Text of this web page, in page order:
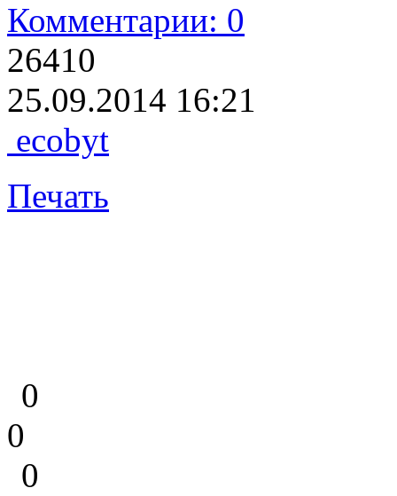
Комментарии: 0
26410
25.09.2014 16:21
ecobyt
Печать
0
0
0